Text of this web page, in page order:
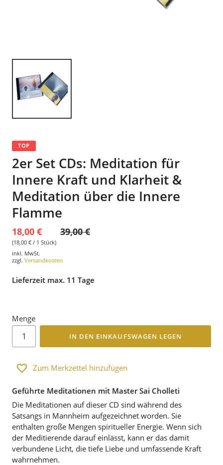
TOP
2er Set CDs: Meditation für
Innere Kraft und Klarheit &
Meditation über die Innere
Flamme
18,00 €
(18,00 € / 1 Stück)
39,00 €
inkl. MwSt.
zzgl. Versandkosten
Lieferzeit max. 11 Tage
Menge
IN DEN EINKAUFSWAGEN LEGEN
Zum Merkzettel hinzufügen
Geführte Meditationen mit Master Sai Cholleti
Die Meditationen auf dieser CD sind während des
Satsangs in Mannheim aufgezeichnet worden. Sie
enthalten große Mengen spiritueller Energie. Wenn sich
der Meditierende darauf einlässt, kann er das damit
verbundene Licht, die tiefe Liebe und umfassende Kraft
wahrnehmen.